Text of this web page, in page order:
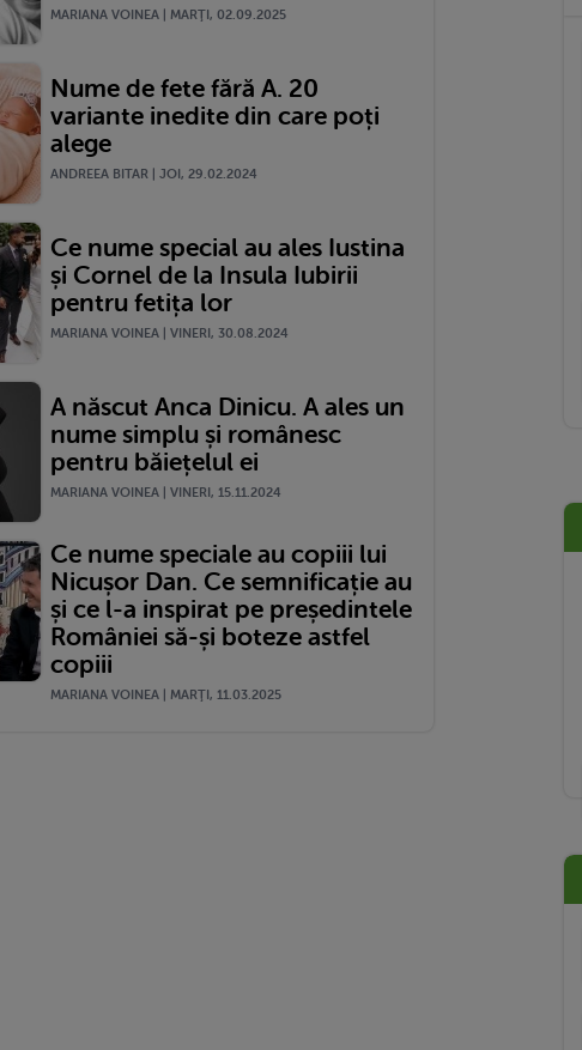
MARIANA VOINEA | MARŢI, 02.09.2025
Nume de fete fără A. 20
variante inedite din care poți
alege
ANDREEA BITAR | JOI, 29.02.2024
Ce nume special au ales Iustina
și Cornel de la Insula Iubirii
pentru fetița lor
MARIANA VOINEA | VINERI, 30.08.2024
A născut Anca Dinicu. A ales un
nume simplu și românesc
pentru băiețelul ei
MARIANA VOINEA | VINERI, 15.11.2024
Ce nume speciale au copiii lui
Nicușor Dan. Ce semnificație au
și ce l-a inspirat pe președintele
României să-și boteze astfel
copiii
MARIANA VOINEA | MARŢI, 11.03.2025